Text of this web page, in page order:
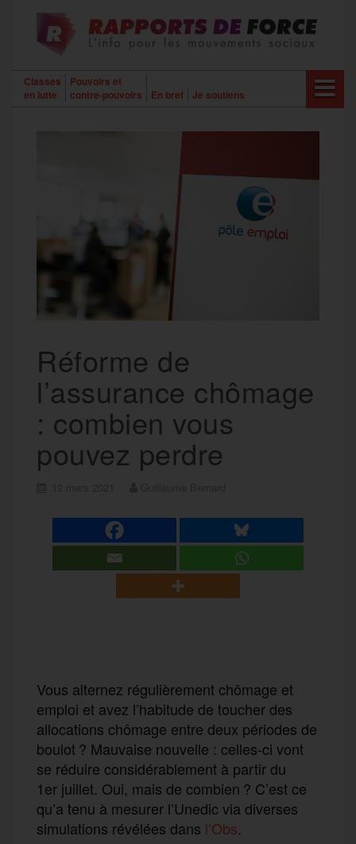
contenu
Classes
en lutte
Pouvoirs et
contre-pouvoirs
En bref Je soutiens
Réforme de
l’assurance chômage
: combien vous
pouvez perdre
Vous alternez régulièrement chômage et
emploi et avez l’habitude de toucher des
allocations chômage entre deux périodes de
boulot ? Mauvaise nouvelle : celles-ci vont
se réduire considérablement à partir du
1er juillet. Oui, mais de combien ? C’est ce
qu’a tenu à mesurer l’Unedic via diverses
simulations révélées dans l’Obs.